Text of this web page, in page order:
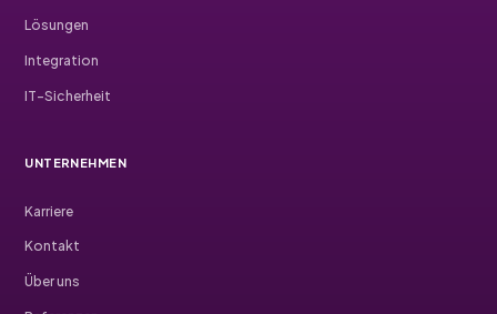
Lösungen
Integration
IT-Sicherheit
UNTERNEHMEN
Karriere
Kontakt
Über uns